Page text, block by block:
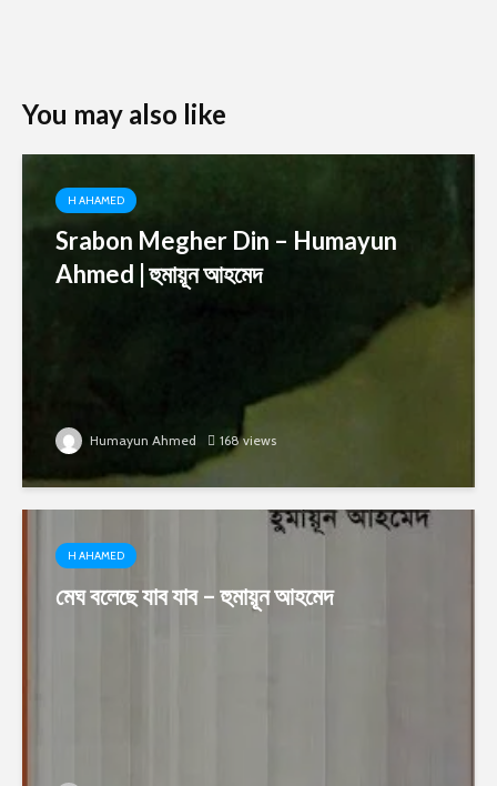
You may also like
H AHAMED
Srabon Megher Din – Humayun
Ahmed | হুমায়ূন আহমেদ
Humayun Ahmed 168 views
H AHAMED
মেঘ বলেছে যাব যাব – হুমায়ূন আহমেদ